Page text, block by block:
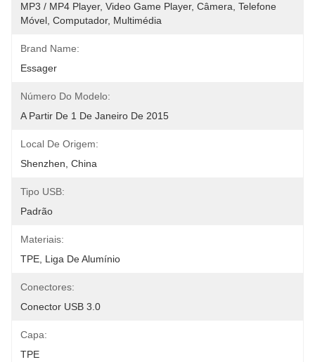
MP3 / MP4 Player, Video Game Player, Câmera, Telefone
Móvel, Computador, Multimédia
Brand Name:
Essager
Número Do Modelo:
A Partir De 1 De Janeiro De 2015
Local De Origem:
Shenzhen, China
Tipo USB:
Padrão
Materiais:
TPE, Liga De Alumínio
Conectores:
Conector USB 3.0
Capa:
TPE